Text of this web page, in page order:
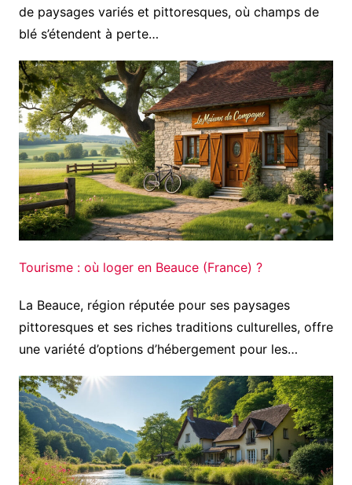
de paysages variés et pittoresques, où champs de
blé s’étendent à perte…
Tourisme : où loger en Beauce (France) ?
La Beauce, région réputée pour ses paysages
pittoresques et ses riches traditions culturelles, offre
une variété d’options d’hébergement pour les…